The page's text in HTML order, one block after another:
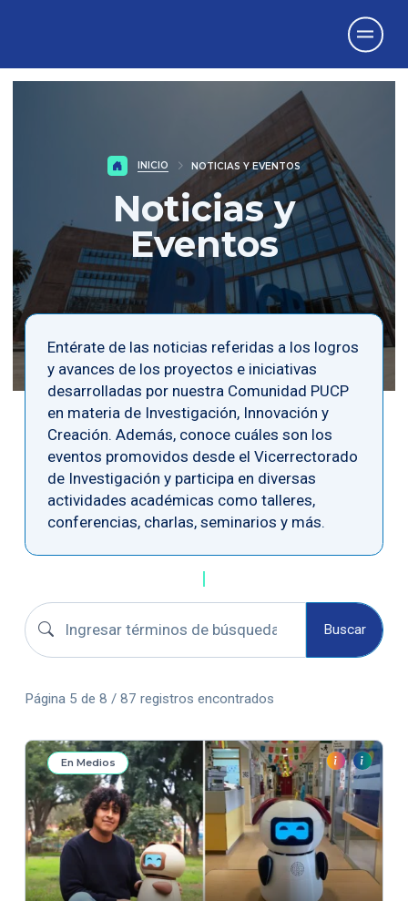
INICIO NOTICIAS Y EVENTOS
Noticias y
Eventos
Entérate de las noticias referidas a los logros
y avances de los proyectos e iniciativas
desarrolladas por nuestra Comunidad PUCP
en materia de Investigación, Innovación y
Creación. Además, conoce cuáles son los
eventos promovidos desde el Vicerrectorado
de Investigación y participa en diversas
actividades académicas como talleres,
conferencias, charlas, seminarios y más.
Buscar convocatorias Buscar
Página 5 de 8 / 87 registros encontrados
En Medios